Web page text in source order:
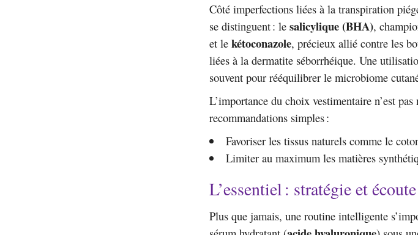
Côté imperfections liées à la transpiration
se distinguent : le salicylique (BHA),
et le kétoconazole, précieux allié contre les
liées à la dermatite séborrhéique. Une
souvent pour rééquilibrer le microbiome
L’importance du choix vestimentaire n’est
recommandations simples :
Favoriser les tissus naturels comme le
Limiter au maximum les matières
L’essentiel : stratégie et
Plus que jamais, une routine intelligente